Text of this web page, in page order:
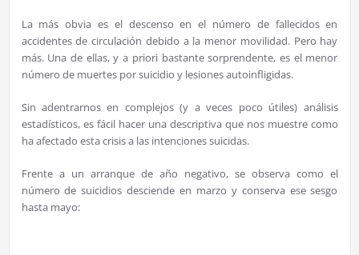
La más obvia es el descenso en el número de fallecidos en
accidentes de circulación debido a la menor movilidad. Pero hay
más. Una de ellas, y a priori bastante sorprendente, es el menor
número de muertes por suicidio y lesiones autoinfligidas.
Sin adentrarnos en complejos (y a veces poco útiles) análisis
estadísticos, es fácil hacer una descriptiva que nos muestre como
ha afectado esta crisis a las intenciones suicidas.
Frente a un arranque de año negativo, se observa como el
número de suicidios desciende en marzo y conserva ese sesgo
hasta mayo: